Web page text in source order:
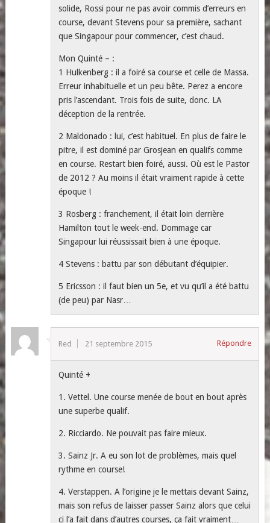
solide, Rossi pour ne pas avoir commis d’erreurs en
course, devant Stevens pour sa première, sachant
que Singapour pour commencer, c’est chaud.
Mon Quinté – :
1 Hulkenberg : il a foiré sa course et celle de Massa.
Erreur inhabituelle et un peu bête. Perez a encore
pris l’ascendant. Trois fois de suite, donc. LA
déception de la rentrée.
2 Maldonado : lui, c’est habituel. En plus de faire le
pitre, il est dominé par Grosjean en qualifs comme
en course. Restart bien foiré, aussi. Où est le Pastor
de 2012 ? Au moins il était vraiment rapide à cette
époque !
3 Rosberg : franchement, il était loin derrière
Hamilton tout le week-end. Dommage car
Singapour lui réussissait bien à une époque.
4 Stevens : battu par son débutant d’équipier.
5 Ericsson : il faut bien un 5e, et vu qu’il a été battu
(de peu) par Nasr…
Red 21 septembre 2015 Répondre
Quinté +
1. Vettel. Une course menée de bout en bout après
une superbe qualif.
2. Ricciardo. Ne pouvait pas faire mieux.
3. Sainz Jr. A eu son lot de problèmes, mais quel
rythme en course!
4. Verstappen. A l’origine je le mettais devant Sainz,
mais son refus de laisser passer Sainz alors que celui
ci l’a fait dans d’autres courses, ça fait vraiment…